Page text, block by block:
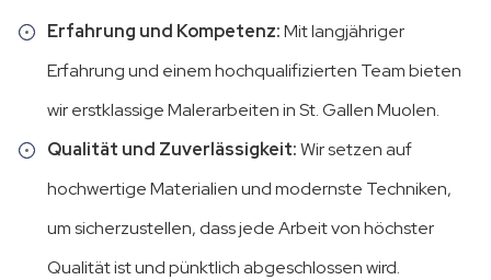
Erfahrung und Kompetenz:Mit langjähriger
Erfahrung und einem hochqualifizierten Team bieten
wir erstklassige Malerarbeiten in St. Gallen Muolen.
Qualität und Zuverlässigkeit:Wir setzen auf
hochwertige Materialien und modernste Techniken,
um sicherzustellen, dass jede Arbeit von höchster
Qualität ist und pünktlich abgeschlossen wird.